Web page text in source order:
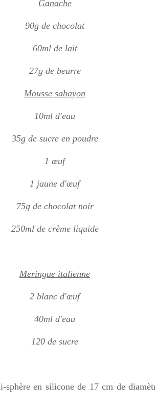
Ganache
90g de chocolat
60ml de lait
27g de beurre
Mousse sabayon
10ml d'eau
35g de sucre en poudre
1 œuf
1 jaune d'œuf
75g de chocolat noir
250ml de crème liquide
Meringue italienne
2 blanc d'œuf
40ml d'eau
120 de sucre
sphère en silicone de 17 cm de